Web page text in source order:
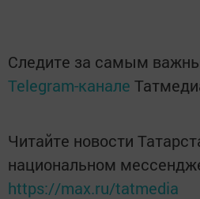
Следите за самым
Telegram-канале
Читайте новости
национальном
https://max.ru/tatmedia